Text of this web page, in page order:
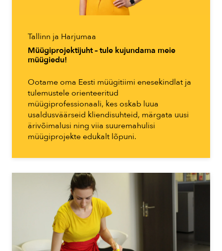
Tallinn ja Harjumaa
Müügiprojektijuht – tule kujundama meie
müügiedu!
Ootame oma Eesti müügitiimi enesekindlat ja
tulemustele orienteeritud
müügiprofessionaali, kes oskab luua
usaldusväärseid kliendisuhteid, märgata uusi
ärivõimalusi ning viia suuremahulisi
müügiprojekte edukalt lõpuni.